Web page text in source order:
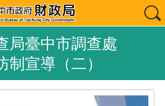
局臺中市調查處
制宣導（二）